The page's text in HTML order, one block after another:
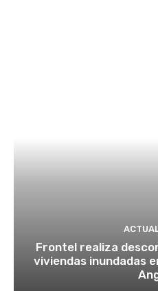
Frontel realiza
viviendas inundadas